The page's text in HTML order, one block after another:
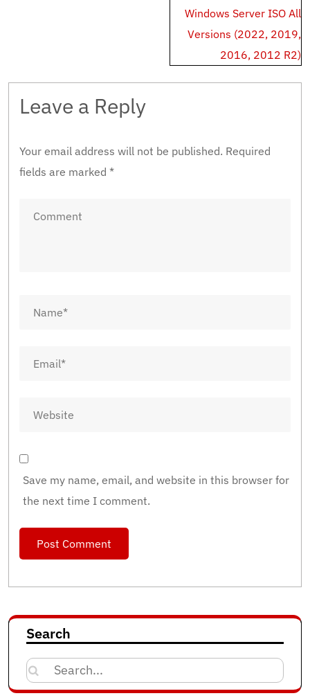
Windows Server ISO All
Versions (2022, 2019,
2016, 2012 R2)
Leave a Reply
Your email address will not be published. Required
fields are marked *
Save my name, email, and website in this browser for
the next time I comment.
Search
Search
for: